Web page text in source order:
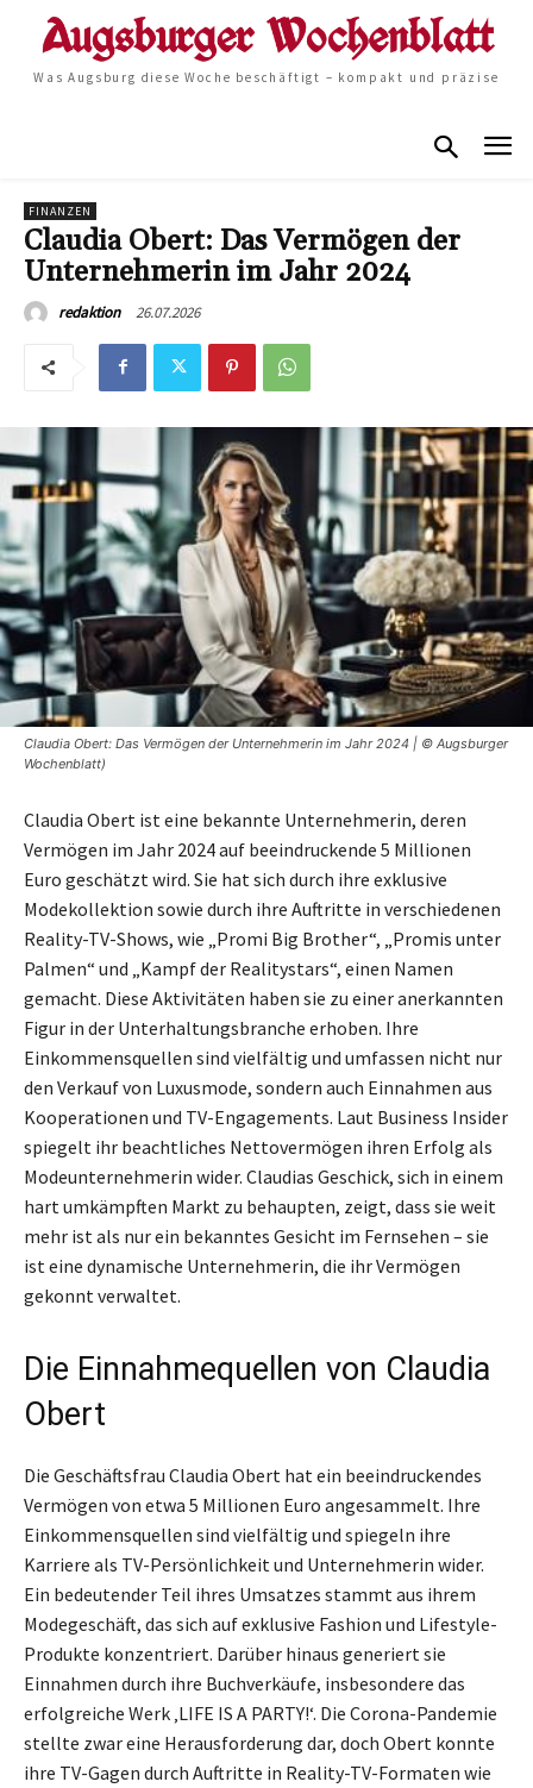
Was Augsburg diese Woche beschäftigt – kompakt und präzise
FINANZEN
Claudia Obert: Das Vermögen der
Unternehmerin im Jahr 2024
redaktion 26.07.2026
Claudia Obert: Das Vermögen der Unternehmerin im Jahr 2024 | © Augsburger
Wochenblatt)
Claudia Obert ist eine bekannte Unternehmerin, deren
Vermögen im Jahr 2024 auf beeindruckende 5 Millionen
Euro geschätzt wird. Sie hat sich durch ihre exklusive
Modekollektion sowie durch ihre Auftritte in verschiedenen
Reality-TV-Shows, wie „Promi Big Brother“, „Promis unter
Palmen“ und „Kampf der Realitystars“, einen Namen
gemacht. Diese Aktivitäten haben sie zu einer anerkannten
Figur in der Unterhaltungsbranche erhoben. Ihre
Einkommensquellen sind vielfältig und umfassen nicht nur
den Verkauf von Luxusmode, sondern auch Einnahmen aus
Kooperationen und TV-Engagements. Laut Business Insider
spiegelt ihr beachtliches Nettovermögen ihren Erfolg als
Modeunternehmerin wider. Claudias Geschick, sich in einem
hart umkämpften Markt zu behaupten, zeigt, dass sie weit
mehr ist als nur ein bekanntes Gesicht im Fernsehen – sie
ist eine dynamische Unternehmerin, die ihr Vermögen
gekonnt verwaltet.
Die Einnahmequellen von Claudia
Obert
Die Geschäftsfrau Claudia Obert hat ein beeindruckendes
Vermögen von etwa 5 Millionen Euro angesammelt. Ihre
Einkommensquellen sind vielfältig und spiegeln ihre
Karriere als TV-Persönlichkeit und Unternehmerin wider.
Ein bedeutender Teil ihres Umsatzes stammt aus ihrem
Modegeschäft, das sich auf exklusive Fashion und Lifestyle-
Produkte konzentriert. Darüber hinaus generiert sie
Einnahmen durch ihre Buchverkäufe, insbesondere das
erfolgreiche Werk ‚LIFE IS A PARTY!‘. Die Corona-Pandemie
stellte zwar eine Herausforderung dar, doch Obert konnte
ihre TV-Gagen durch Auftritte in Reality-TV-Formaten wie